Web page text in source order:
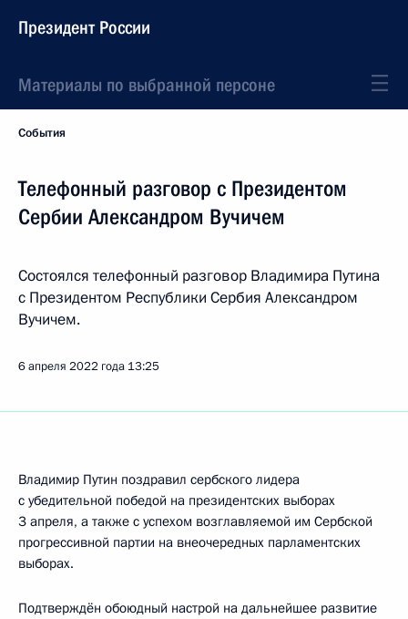
Президент России
Материалы по выбранной персоне
События
Телефонный разговор с Президентом
Сербии Александром Вучичем
Состоялся телефонный разговор Владимира Путина
с Президентом Республики Сербия Александром
Вучичем.
6 апреля 2022 года 13:25
Владимир Путин поздравил сербского лидера
с убедительной победой на президентских выборах
3 апреля, а также с успехом возглавляемой им Сербской
прогрессивной партии на внеочередных парламентских
выборах.
Подтверждён обоюдный настрой на дальнейшее развитие